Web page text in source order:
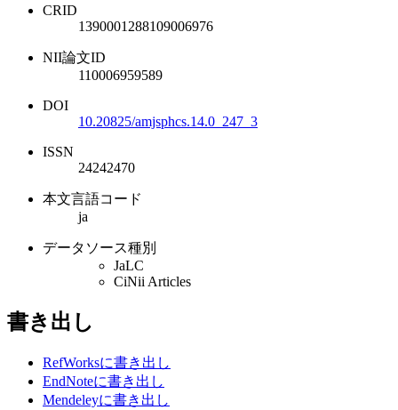
CRID
1390001288109006976
NII論文ID
110006959589
DOI
10.20825/amjsphcs.14.0_247_3
ISSN
24242470
本文言語コード
ja
データソース種別
JaLC
CiNii Articles
書き出し
RefWorksに書き出し
EndNoteに書き出し
Mendeleyに書き出し